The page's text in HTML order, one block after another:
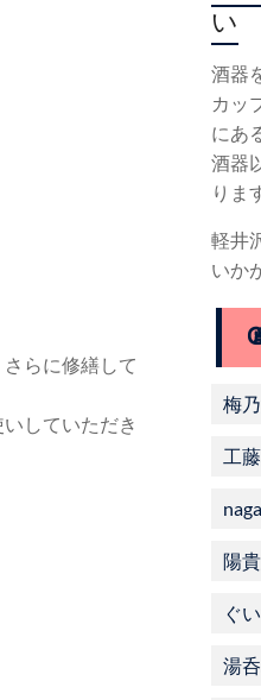
らに修繕して
していただき
い
酒器
カッ
にあ
酒器
りま
軽井
いか
梅
工
陽
ぐ
湯